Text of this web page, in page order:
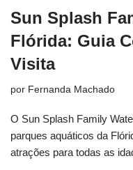
Sun Splash
Flórida: Guia
Visita
por Fernanda Machado
O Sun Splash Family
parques aquáticos da
atrações para todas as